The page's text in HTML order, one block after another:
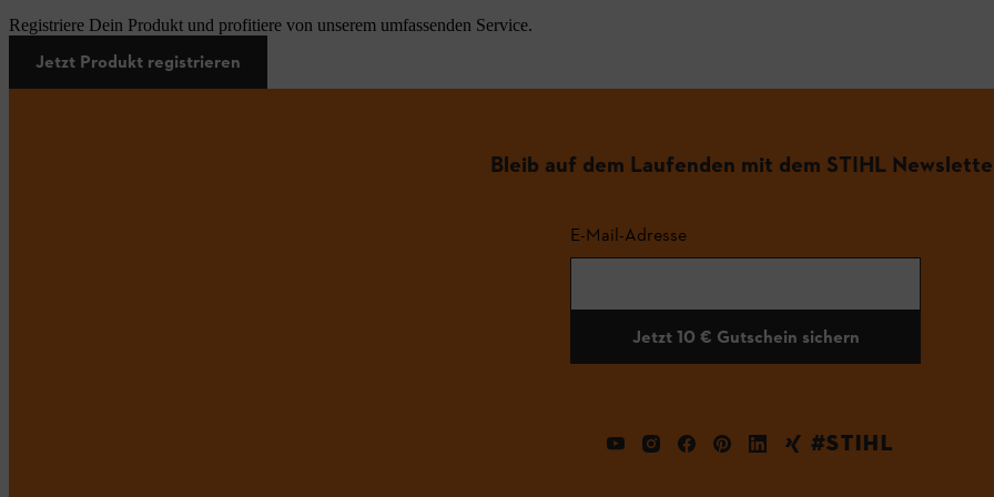
Registriere Dein Produkt und profitiere von unserem umfassenden Service.
Jetzt Produkt registrieren
Bleib auf dem Laufenden mit dem STIHL
E-Mail-Adresse
Jetzt 10 € Gutschein sichern
#STIHL